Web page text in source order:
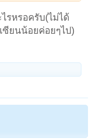
รหรอครับ(ไม่ได้
ซียนน้อยค่อยๆไป)